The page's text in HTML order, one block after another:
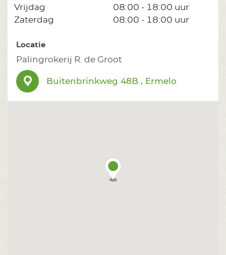
Vrijdag
08:00 - 18:00 uur
Zaterdag
08:00 - 18:00 uur
Locatie
Palingrokerij R. de Groot
Buitenbrinkweg 48B , Ermelo